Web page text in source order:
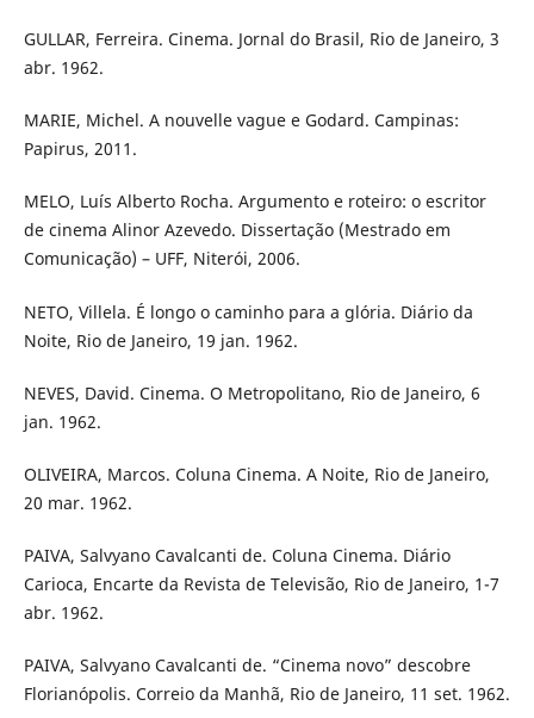
GULLAR, Ferreira. Cinema. Jornal do Brasil, Rio de Janeiro, 3
abr. 1962.
MARIE, Michel. A nouvelle vague e Godard. Campinas:
Papirus, 2011.
MELO, Luís Alberto Rocha. Argumento e roteiro: o escritor
de cinema Alinor Azevedo. Dissertação (Mestrado em
Comunicação) – UFF, Niterói, 2006.
NETO, Villela. É longo o caminho para a glória. Diário da
Noite, Rio de Janeiro, 19 jan. 1962.
NEVES, David. Cinema. O Metropolitano, Rio de Janeiro, 6
jan. 1962.
OLIVEIRA, Marcos. Coluna Cinema. A Noite, Rio de Janeiro,
20 mar. 1962.
PAIVA, Salvyano Cavalcanti de. Coluna Cinema. Diário
Carioca, Encarte da Revista de Televisão, Rio de Janeiro, 1-7
abr. 1962.
PAIVA, Salvyano Cavalcanti de. “Cinema novo” descobre
Florianópolis. Correio da Manhã, Rio de Janeiro, 11 set. 1962.